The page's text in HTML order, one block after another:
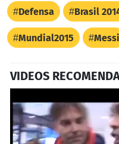
Defensa Brasil
Mundial2015 Messi
VIDEOS